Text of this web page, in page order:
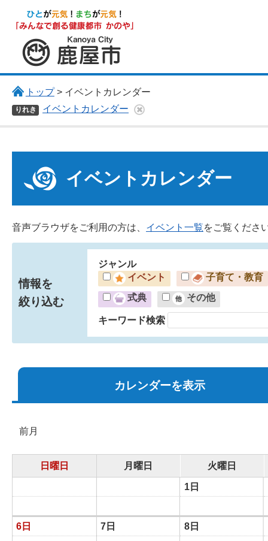
鹿屋市
トップ> イベントカレンダー
りれき イベントカレンダー
イベントカレンダー
音声ブラウザをご利用の方は、 イベント一覧をご覧くださ
情報を
絞り込む
ジャンル
イベント
子育て・教育
式典 その他
キーワード検索
カレンダーを表示
前月
日曜日 月曜日 火曜日
1日
6日 7日 8日